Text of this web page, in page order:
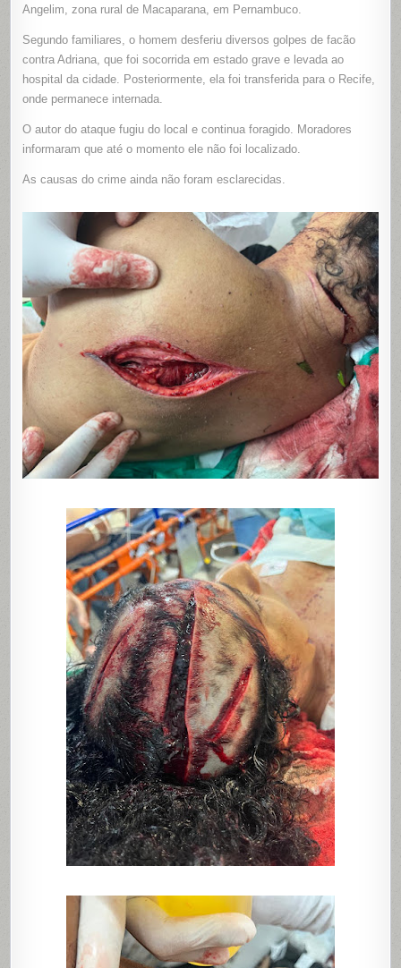
RURAL
DE
Angelim, zona rural de Macaparana, em Pernambuco.
Segundo familiares, o homem desferiu diversos golpes de facão
contra Adriana, que foi socorrida em estado grave e levada ao
hospital da cidade. Posteriormente, ela foi transferida para o Recife,
onde permanece internada.
O autor do ataque fugiu do local e continua foragido. Moradores
informaram que até o momento ele não foi localizado.
As causas do crime ainda não foram esclarecidas.